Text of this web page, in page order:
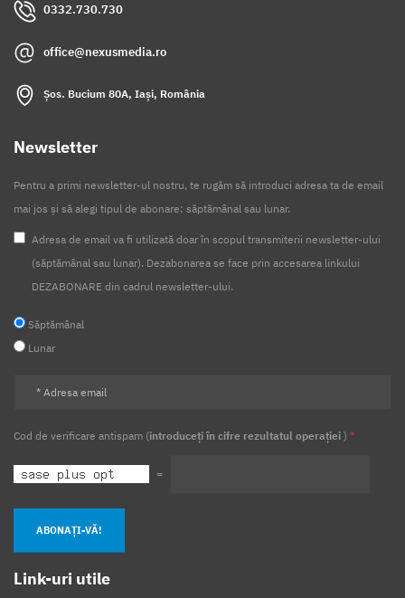
0332.730.730
office@nexusmedia.ro
Șos. Bucium 80A, Iași, România
Newsletter
Pentru a primi newsletter-ul nostru, te rugăm să introduci adresa ta de email
mai jos și să alegi tipul de abonare: săptămânal sau lunar.
Adresa de email va fi utilizată doar în scopul transmiterii newsletter-ului
(săptămânal sau lunar). Dezabonarea se face prin accesarea linkului
DEZABONARE din cadrul newsletter-ului.
Săptămânal
Lunar
Cod de verificare antispam (introduceți în cifre rezultatul operației ) *
=
ABONAȚI-VĂ!
Link-uri utile